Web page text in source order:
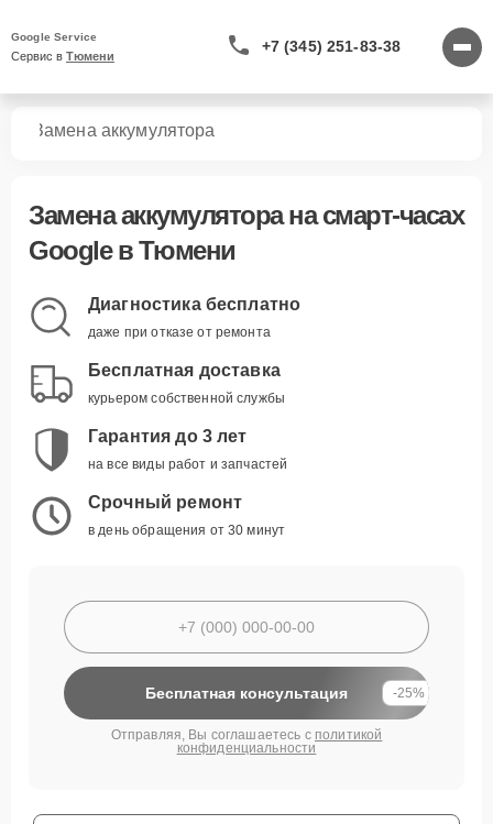
Google Service
Сервис в Тюмени
+7 (345) 251-83-38
Замена аккумулятора
Замена аккумуляторана смарт-часах
Google в Тюмени
Диагностика бесплатно
даже при отказе от ремонта
Бесплатная доставка
курьером собственной службы
Гарантия до 3 лет
на все виды работ и запчастей
Срочный ремонт
в день обращения от 30 минут
Бесплатная консультация -25%
Отправляя, Вы соглашаетесь с политикой
конфиденциальности